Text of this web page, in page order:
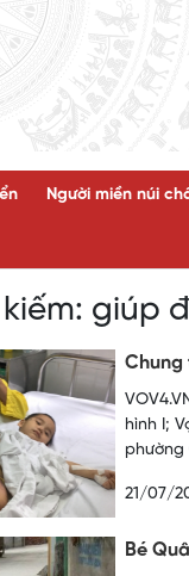
Người miền núi
giúp
Chung
hình I;
phường
21/07/
Bé